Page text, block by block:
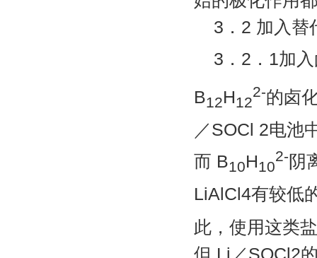
3．2 加入替
3．2．1加
B12H12
2-的卤
／SOCl 2电池
而 B10H10­
2-阴
LiAlCl4有较低
此，使用这类
但 Li／SOCl2